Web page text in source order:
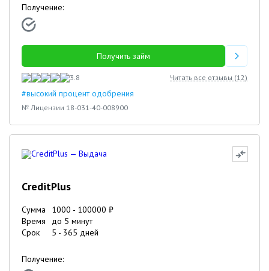
Получение:
Получить займ
3.8 Читать все отзывы (12)
#высокий процент одобрения
№ Лицензии 18-031-40-008900
CreditPlus
Сумма 1000 - 100000 ₽
Время
до 5 минут
Срок
5 - 365 дней
Получение: